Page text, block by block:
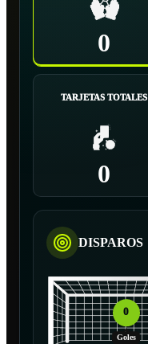
0
TARJETAS TOTALES
0
DISPAROS
0
Goles